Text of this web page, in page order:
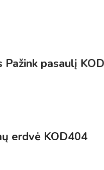
Pažink pasaulį
erdvė KOD404